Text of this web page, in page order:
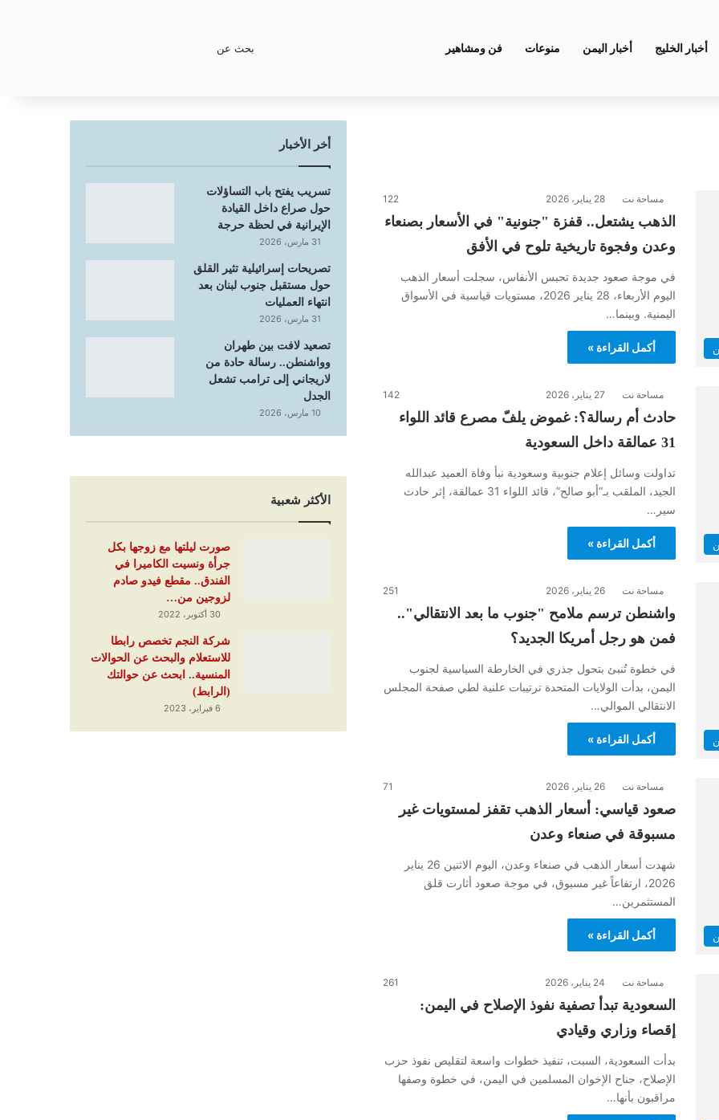
أخبار الخليج أخبار اليمن منوعات فن ومشاهير
مساحة نت 28 يناير، 2026 122
الذهب يشتعل.. قفزة "جنونية" في الأسعار بصنعاء
وعدن وفجوة تاريخية تلوح في الأفق
في موجة صعود جديدة تحبس الأنفاس، سجلت أسعار الذهب
اليوم الأربعاء، 28 يناير 2026، مستويات قياسية في الأسواق
اليمنية. وبينما…
أكمل القراءة »
مساحة نت 27 يناير، 2026 142
حادث أم رسالة؟: غموض يلفّ مصرع قائد اللواء
31 عمالقة داخل السعودية
تداولت وسائل إعلام جنوبية وسعودية نبأ وفاة العميد عبدالله
الجيد، الملقب بـ“أبو صالح”، قائد اللواء 31 عمالقة، إثر حادث
سير…
أكمل القراءة »
مساحة نت 26 يناير، 2026 251
واشنطن ترسم ملامح "جنوب ما بعد الانتقالي"..
فمن هو رجل أمريكا الجديد؟
في خطوة تُنبئ بتحول جذري في الخارطة السياسية لجنوب
اليمن، بدأت الولايات المتحدة ترتيبات علنية لطي صفحة المجلس
الانتقالي الموالي…
أكمل القراءة »
مساحة نت 26 يناير، 2026 71
صعود قياسي: أسعار الذهب تقفز لمستويات غير
مسبوقة في صنعاء وعدن
شهدت أسعار الذهب في صنعاء وعدن، اليوم الاثنين 26 يناير
2026، ارتفاعاً غير مسبوق، في موجة صعود أثارت قلق
المستثمرين…
أكمل القراءة »
مساحة نت 24 يناير، 2026 261
السعودية تبدأ تصفية نفوذ الإصلاح في اليمن:
إقصاء وزاري وقيادي
بدأت السعودية، السبت، تنفيذ خطوات واسعة لتقليص نفوذ حزب
الإصلاح، جناح الإخوان المسلمين في اليمن، في خطوة وصفها
مراقبون بأنها…
أخر الأخبار
تسريب يفتح باب التساؤلات
حول صراع داخل القيادة
الإيرانية في لحظة حرجة
31 مارس، 2026
تصريحات إسرائيلية تثير القلق
حول مستقبل جنوب لبنان بعد
انتهاء العمليات
31 مارس، 2026
تصعيد لافت بين طهران
وواشنطن.. رسالة حادة من
لاريجاني إلى ترامب تشعل
الجدل
10 مارس، 2026
الأكثر شعبية
صورت ليلتها مع زوجها بكل
جرأة ونسيت الكاميرا في
الفندق.. مقطع فيدو صادم
لزوجين من…
30 أكتوبر، 2022
شركة النجم تخصص رابطا
للاستعلام والبحث عن الحوالات
المنسية.. ابحث عن حوالتك
(الرابط)
6 فبراير، 2023